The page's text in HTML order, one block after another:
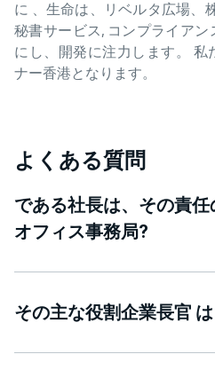
に 、生命は、リベルタ広場、
秘書サービス, コンプライア
にし、開発に注力します。 私
ナー香港となります。
よくある質問
である社長は、その責
オフィス事務局?
その主な役割企業長官